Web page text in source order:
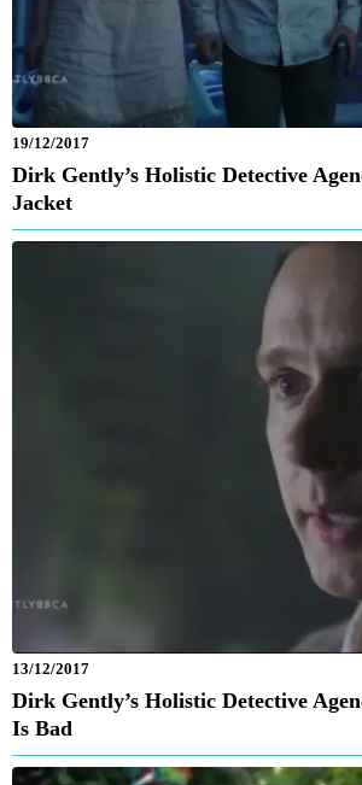
19/12/2017
Dirk Gently’s Holistic Detective
Jacket
13/12/2017
Dirk Gently’s Holistic Detective
Is Bad